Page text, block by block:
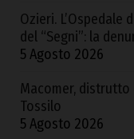
Ozieri.
del “Segni”: la
5 Agosto 2026
Macomer, distrutto
Tossilo
5 Agosto 2026